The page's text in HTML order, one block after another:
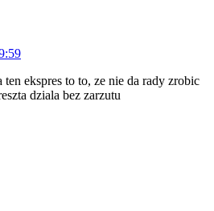
ekspres to to, ze nie da rady zrobic
dziala bez zarzutu